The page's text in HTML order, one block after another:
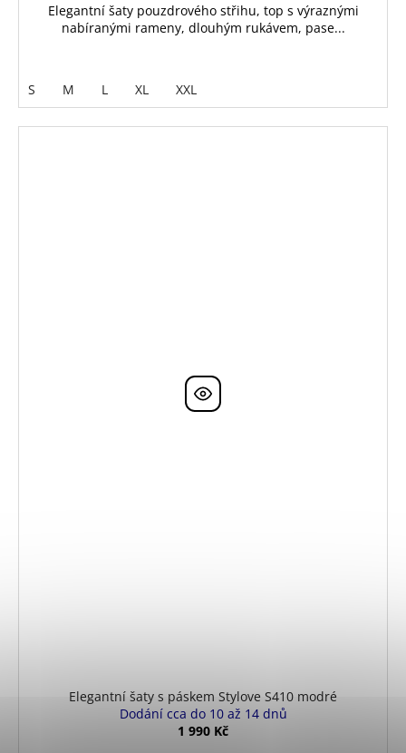
Elegantní šaty pouzdrového střihu, top s výraznými
nabíranými rameny, dlouhým rukávem, pase...
S M L XL XXL
Elegantní šaty s páskem Stylove S410 modré
Dodání cca do 10 až 14 dnů
1 990 Kč